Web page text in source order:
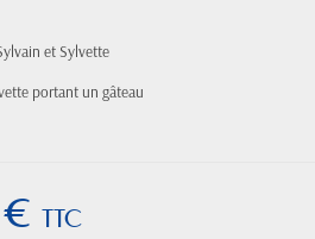
et Sylvette
portant un gâteau
€TTC